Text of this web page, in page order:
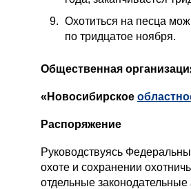
Охотиться на песца
по тридцатое ноября.
Общественная
«Новосибирское
Распоряжение
Руководствуясь
охоте и сохранении
отдельные